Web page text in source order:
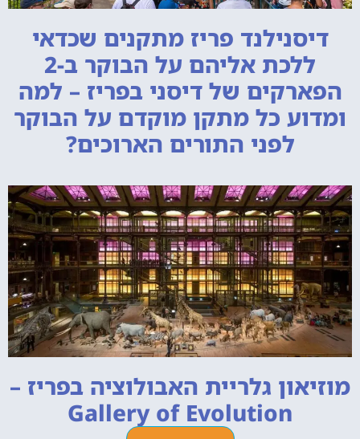
דיסנילנד פריז מתקנים שכדאי
ללכת אליהם על הבוקר ב-2
הפארקים של דיסני בפריז – למה
ומדוע כל מתקן מוקדם על הבוקר
לפני התורים הארוכים?
מוזיאון גלריית האבולוציה בפריז –
Gallery of Evolution